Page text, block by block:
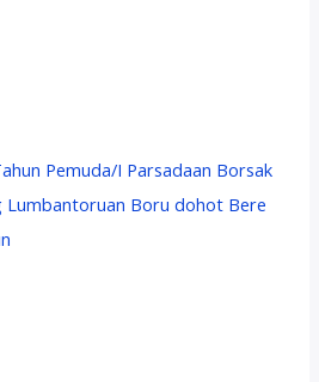
Pemuda/I Parsadaan Borsak
Lumbantoruan Boru dohot Bere